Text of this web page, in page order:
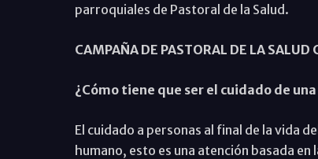
parroquiales de Pastoral de la Salud.
CAMPAÑA DE PASTORAL DE LA
¿Cómo tiene que ser el cuidado de
El cuidado a personas al final de la vida
humano, esto es una atención basada